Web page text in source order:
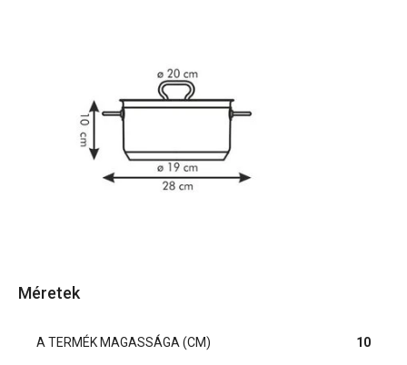
Méretek
A TERMÉK MAGASSÁGA (CM) 10